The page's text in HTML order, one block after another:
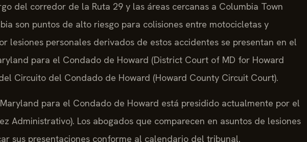
del corredor de la Ruta 29 y las áreas cercanas a Columbia Town
son puntos de alto riesgo para colisiones entre motocicletas y
lesiones personales derivados de estos accidentes se presentan en el
para el Condado de Howard (District Court of MD for Howard
Circuito del Condado de Howard (Howard County Circuit Court).
para el Condado de Howard está presidido actualmente por el
Administrativo). Los abogados que comparecen en asuntos de lesiones
sus presentaciones conforme al calendario del tribunal.